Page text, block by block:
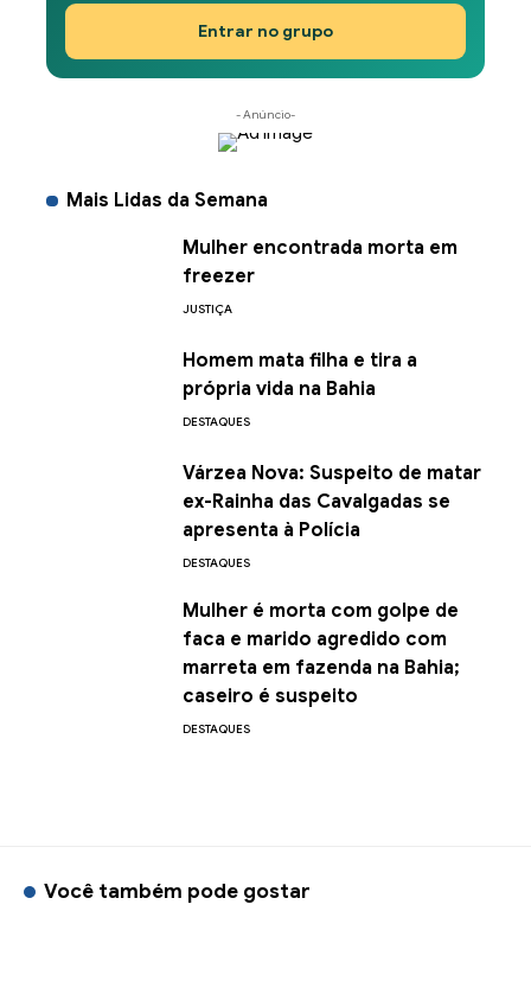
Entrar no grupo
- Anúncio-
Mais Lidas da Semana
Mulher encontrada morta em
freezer
JUSTIÇA
Homem mata filha e tira a
própria vida na Bahia
DESTAQUES
Várzea Nova: Suspeito de matar
ex-Rainha das Cavalgadas se
apresenta à Polícia
DESTAQUES
Mulher é morta com golpe de
faca e marido agredido com
marreta em fazenda na Bahia;
caseiro é suspeito
DESTAQUES
Você também pode gostar